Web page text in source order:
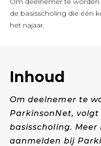
de basisscholing die één
het najaar.
Inhoud
Om deelnemer te
ParkinsonNet, volgt
basisscholing.
aanmelden bij